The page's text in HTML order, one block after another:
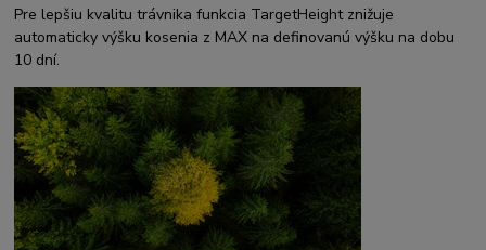
Pre lepšiu kvalitu trávnika funkcia TargetHeight znižuje
automaticky výšku kosenia z MAX na definovanú výšku na dobu
10 dní.